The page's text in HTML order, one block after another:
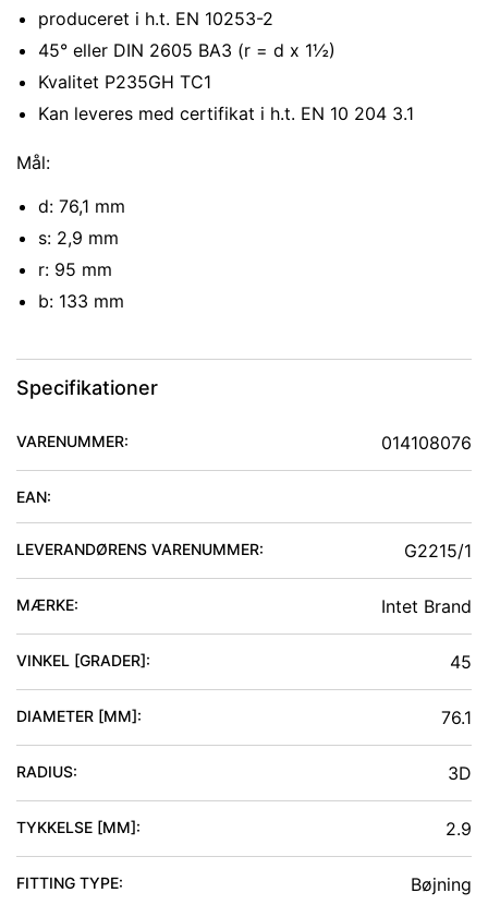
produceret i h.t. EN 10253-2
45° eller DIN 2605 BA3 (r = d x 1½)
Kvalitet P235GH TC1
Kan leveres med certifikat i h.t. EN 10 204 3.1
Mål:
d: 76,1 mm
s: 2,9 mm
r: 95 mm
b: 133 mm
Specifikationer
VARENUMMER: 014108076
EAN:
LEVERANDØRENS VARENUMMER: G2215/1
MÆRKE: Intet Brand
VINKEL [GRADER]: 45
DIAMETER [MM]: 76.1
RADIUS: 3D
TYKKELSE [MM]: 2.9
FITTING TYPE: Bøjning